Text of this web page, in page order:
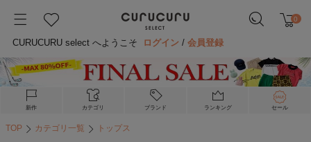
0
CURUCURU select へようこそ ログイン /会員登録
新作 カテゴリ ブランド ランキング セール
TOP カテゴリ一覧 トップス